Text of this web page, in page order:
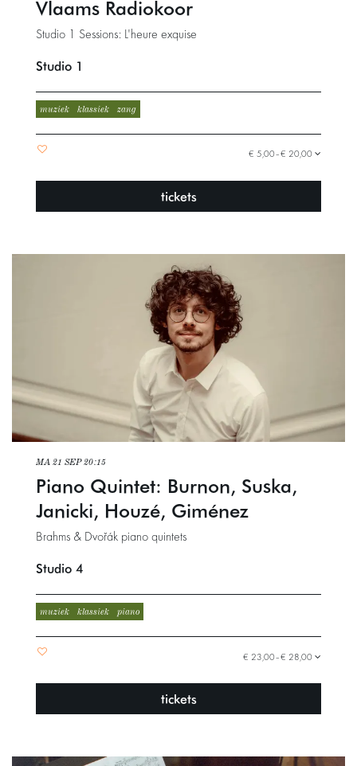
Vlaams Radiokoor
Studio 1 Sessions: L'heure exquise
Studio 1
muziek klassiek zang
€ 5,00–€ 20,00
tickets
Piano Quintet: Burnon, Suska,
Janicki, Houzé, Giménez
Brahms & Dvořák piano quintets
MA 21 SEP20:15
Studio 4
muziek klassiek piano
€ 23,00–€ 28,00
tickets